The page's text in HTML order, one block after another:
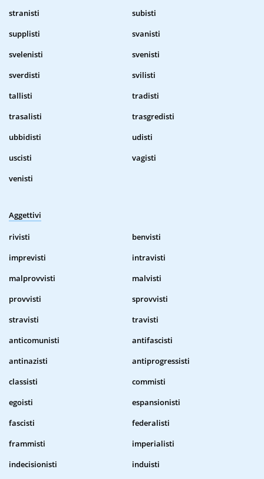
stranisti
subisti
supplisti
svanisti
svelenisti
svenisti
sverdisti
svilisti
tallisti
tradisti
trasalisti
trasgredisti
ubbidisti
udisti
uscisti
vagisti
venisti
Aggettivi
rivisti
benvisti
imprevisti
intravisti
malprovvisti
malvisti
provvisti
sprovvisti
stravisti
travisti
anticomunisti
antifascisti
antinazisti
antiprogressisti
classisti
commisti
egoisti
espansionisti
fascisti
federalisti
frammisti
imperialisti
indecisionisti
induisti